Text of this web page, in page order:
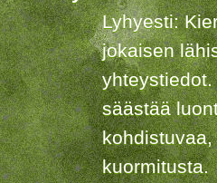
Lyhyesti:
jokaisen
säästää
kuormitusta.